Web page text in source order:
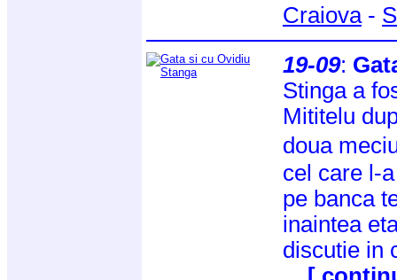
Craiova-
19-09:
Stinga a
Mititelu
doua
cel care l-
pe banca
inaintea
discutie in